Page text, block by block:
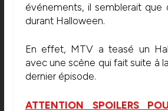
événements, il semblerait que
durant Halloween.
En effet, MTV a teasé un
avec une scène qui fait suite à
dernier épisode.
ATTENTION SPOILERS